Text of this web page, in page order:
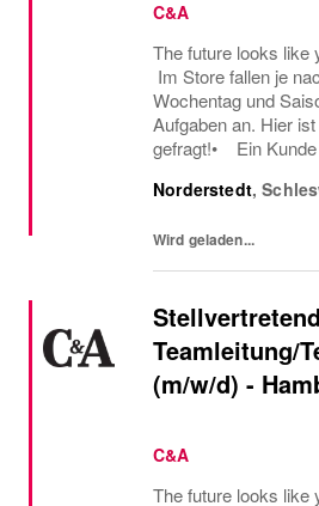
C&A
The future looks like
Im Store fallen je
Wochentag und
Aufgaben an. Hier
gefragt!• Ein Kunde
Größe verfügbar ist
Norderstedt,
Wird geladen...
Teamleitung/
(m/w/d) -
C&A
The future looks like